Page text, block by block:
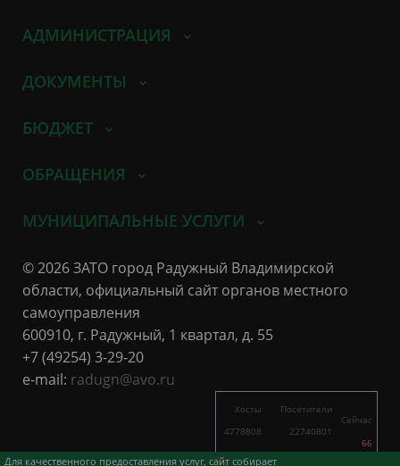
Для качественного предоставления услуг, сайт собирает
АДМИНИСТРАЦИЯ
ДОКУМЕНТЫ
БЮДЖЕТ
ОБРАЩЕНИЯ
МУНИЦИПАЛЬНЫЕ УСЛУГИ
© 2026 ЗАТО город Радужный Владимирской
области, официальный сайт органов местного
самоуправления
600910, г. Радужный, 1 квартал, д. 55
+7 (49254) 3-29-20
e-mail: radugn@avo.ru
Хосты
4778808
4836
Посетители
22740801
13966
Сейчас
66